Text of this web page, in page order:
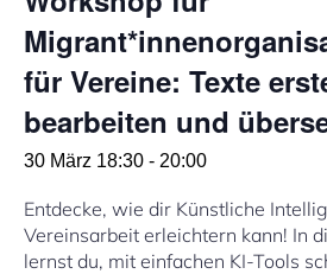
für Vereine: Texte
bearbeiten und
30 März 18:30 - 20:00
Entdecke, wie dir Künstliche
Vereinsarbeit erleichtern kann! In
lernst du, mit einfachen KI-Tools